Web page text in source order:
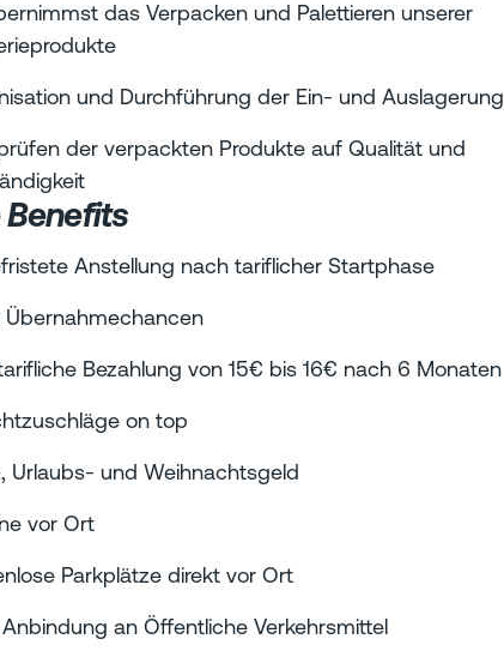
das Verpacken und Palettieren unserer
und Durchführung der Ein- und Auslagerung
der verpackten Produkte auf Qualität und
Benefits
Anstellung nach tariflicher Startphase
Übernahmechancen
Bezahlung von 15€ bis 16€ nach 6 Monaten
on top
Urlaubs- und Weihnachtsgeld
vor Ort
Parkplätze direkt vor Ort
an Öffentliche Verkehrsmittel